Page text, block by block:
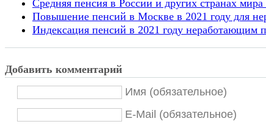
Средняя пенсия в России и других странах мира
Повышение пенсий в Москве в 2021 году для
Индексация пенсий в 2021 году неработающим
Добавить комментарий
Имя (обязательное)
E-Mail (обязательное)